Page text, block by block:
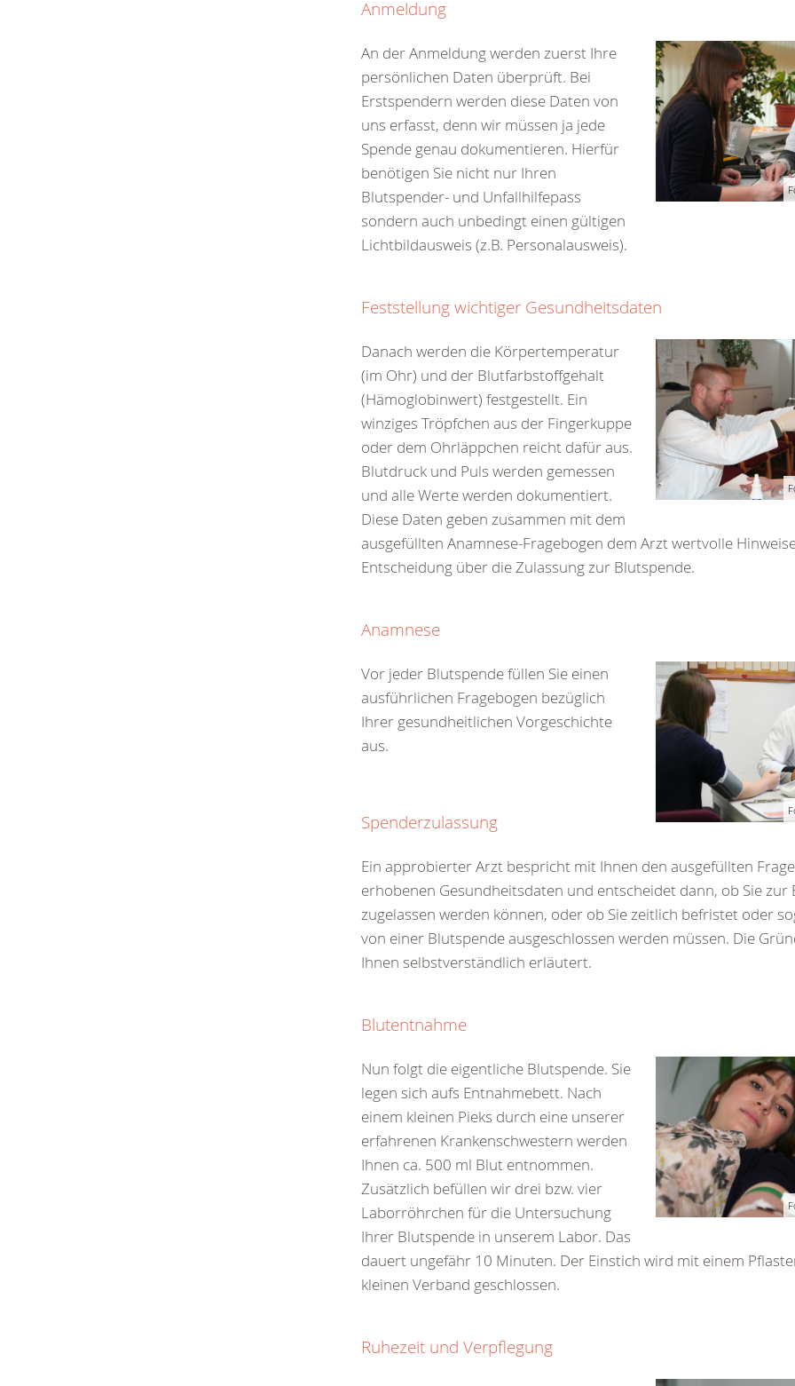
Anmeldung
An der Anmeldung werden zuerst Ihre
persönlichen Daten überprüft. Bei
Erstspendern werden diese Daten von
uns erfasst, denn wir müssen ja jede
Spende genau dokumentieren. Hierfür
benötigen Sie nicht nur Ihren
Blutspender- und Unfallhilfepass
sondern auch unbedingt einen gültigen
Lichtbildausweis (z.B. Personalausweis).
Feststellung wichtiger Gesundheitsdaten
Danach werden die Körpertemperatur
(im Ohr) und der Blutfarbstoffgehalt
(Hämoglobinwert) festgestellt. Ein
winziges Tröpfchen aus der Fingerkuppe
oder dem Ohrläppchen reicht dafür aus.
Blutdruck und Puls werden gemessen
und alle Werte werden dokumentiert.
Diese Daten geben zusammen mit dem
ausgefüllten Anamnese-Fragebogen dem Arzt wertvolle
Entscheidung über die Zulassung zur Blutspende.
Anamnese
Vor jeder Blutspende füllen Sie einen
ausführlichen Fragebogen bezüglich
Ihrer gesundheitlichen Vorgeschichte
aus.
Spenderzulassung
Ein approbierter Arzt bespricht mit Ihnen den ausgefüllten
erhobenen Gesundheitsdaten und entscheidet dann, ob Sie zur
zugelassen werden können, oder ob Sie zeitlich befristet oder
von einer Blutspende ausgeschlossen werden müssen. Die
Ihnen selbstverständlich erläutert.
Blutentnahme
Nun folgt die eigentliche Blutspende. Sie
legen sich aufs Entnahmebett. Nach
einem kleinen Pieks durch eine unserer
erfahrenen Krankenschwestern werden
Ihnen ca. 500 ml Blut entnommen.
Zusätzlich befüllen wir drei bzw. vier
Laborröhrchen für die Untersuchung
Ihrer Blutspende in unserem Labor. Das
dauert ungefähr 10 Minuten. Der Einstich wird mit einem
kleinen Verband geschlossen.
Ruhezeit und Verpflegung